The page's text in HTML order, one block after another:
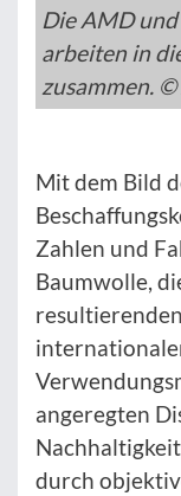
Die AMD
arbeiten in
zusammen.
Mit dem Bild
Zahlen und
Baumwolle,
angeregten
durch